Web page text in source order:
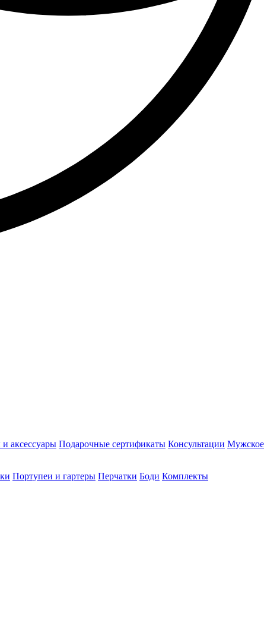
аксессуары Подарочные сертификаты Консультации Мужское
Портупеи и гартеры Перчатки Боди Комплекты